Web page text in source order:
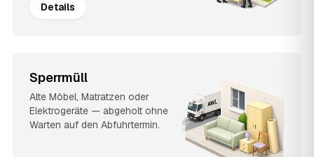
Details
Sperrmüll
Alte Möbel, Matratzen oder
Elektrogeräte — abgeholt ohne
Warten auf den Abfuhrtermin.